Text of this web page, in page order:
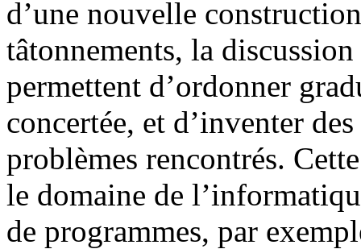
d’une nouvelle
tâtonnements, la
permettent d’ordonner
concertée, et d’inventer
problèmes rencontrés.
le domaine de
de programmes, par